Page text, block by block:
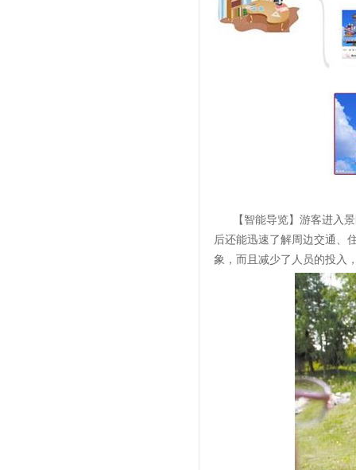
【智能导览】游客进入
后还能迅速了解周边交通、
象，而且减少了人员的投入